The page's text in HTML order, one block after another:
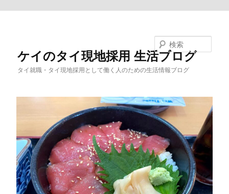
ケイのタイ現地採用 生活ブログ
タイ就職・タイ現地採用として働く人のための生活情報ブログ